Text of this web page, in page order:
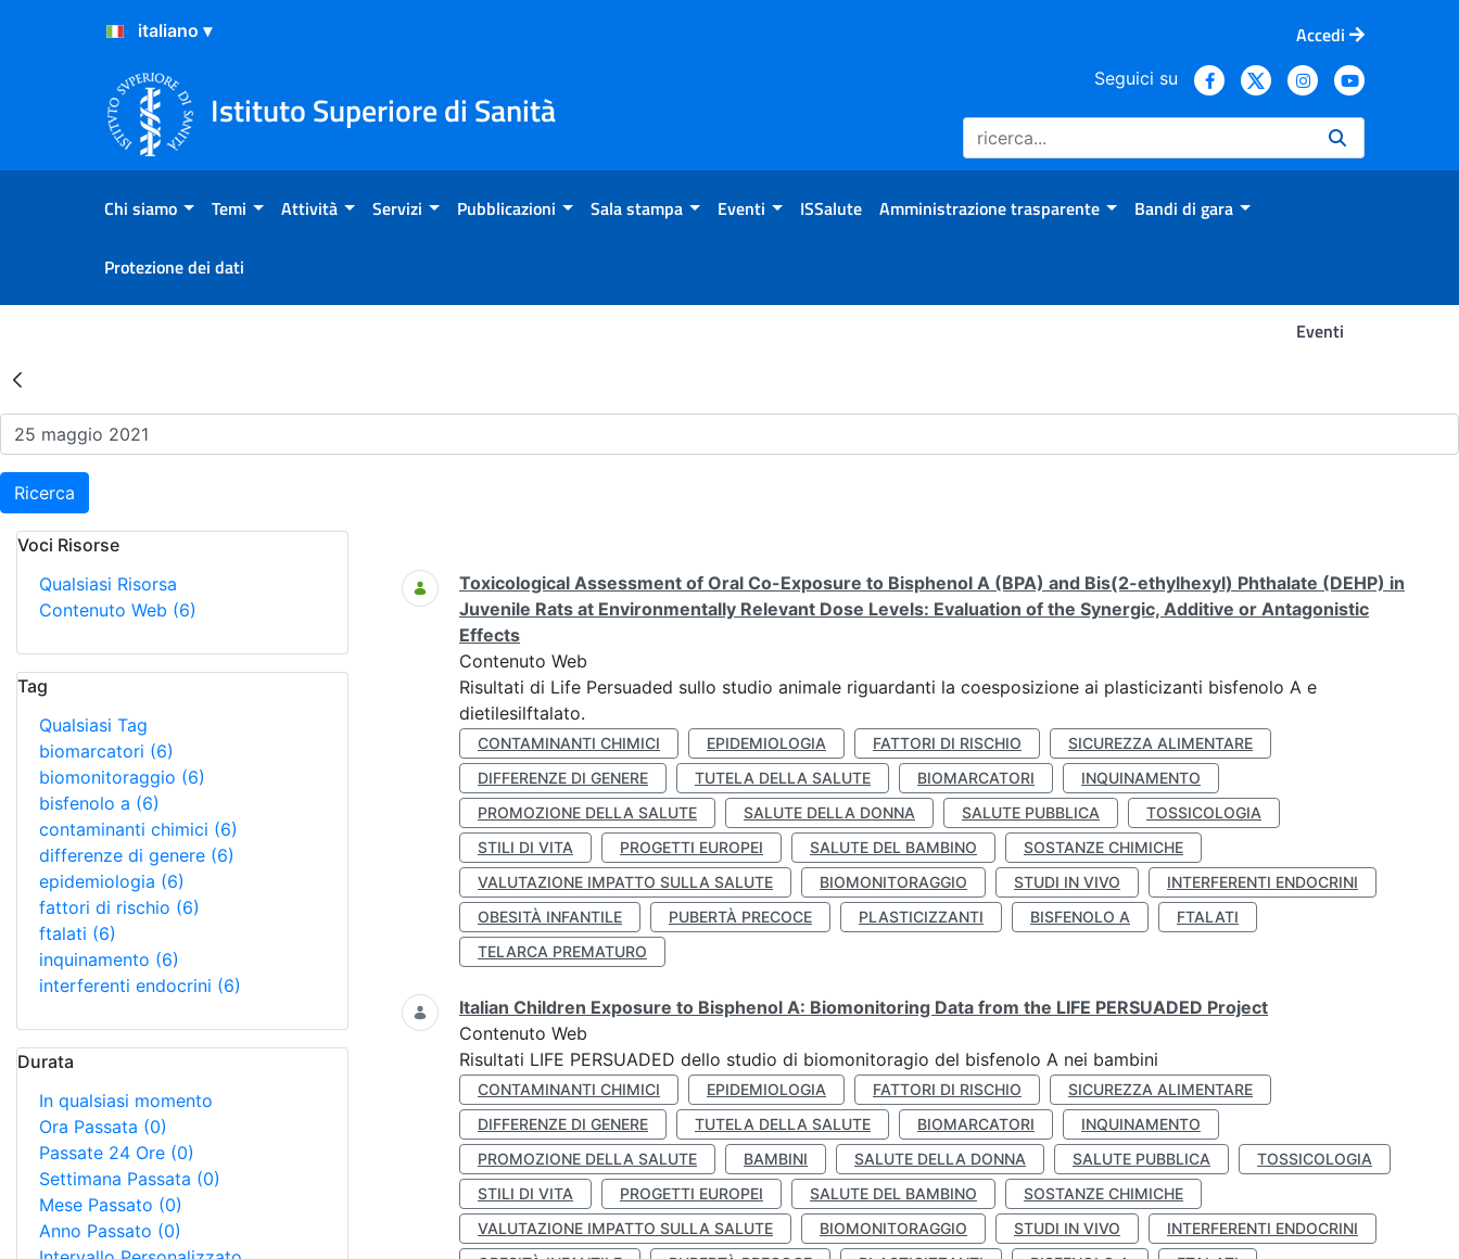
Salta al Contenuto
Salta al Footer
Accedi
Istituto Superiore di Sanità
Seguici su
Chi siamo Temi Attività Servizi Pubblicazioni Sala stampa Eventi ISSalute Amministrazione trasparente Bandi di gara
Protezione dei dati
Eventi
Risultati della Ricerca - Eventi
Ricerca
Voci Risorse
Qualsiasi Risorsa
Contenuto Web (6)
Tag
Qualsiasi Tag
biomarcatori (6)
biomonitoraggio (6)
bisfenolo a (6)
contaminanti chimici (6)
differenze di genere (6)
epidemiologia (6)
fattori di rischio (6)
ftalati (6)
inquinamento (6)
interferenti endocrini (6)
Durata
In qualsiasi momento
Ora Passata (0)
Passate 24 Ore (0)
Settimana Passata (0)
Mese Passato (0)
Anno Passato (0)
Ricerca
Toxicological Assessment of Oral Co-Exposure to Bisphenol A (BPA) and Bis(2-ethylhexyl) Phthalate (DEHP) in
Juvenile Rats at Environmentally Relevant Dose Levels: Evaluation of the Synergic, Additive or Antagonistic
Effects
Contenuto Web
Risultati di Life Persuaded sullo studio animale riguardanti la coesposizione ai plasticizanti bisfenolo A e
dietilesilftalato.
CONTAMINANTI CHIMICI EPIDEMIOLOGIA FATTORI DI RISCHIO
SICUREZZA ALIMENTARE
DIFFERENZE DI GENERE
TUTELA DELLA SALUTE BIOMARCATORI
INQUINAMENTO
PROMOZIONE DELLA SALUTE
SALUTE DELLA DONNA SALUTE PUBBLICA
TOSSICOLOGIA
STILI DI VITA
PROGETTI EUROPEI SALUTE DEL BAMBINO
SOSTANZE CHIMICHE
VALUTAZIONE IMPATTO SULLA SALUTE
BIOMONITORAGGIO STUDI IN VIVO
INTERFERENTI ENDOCRINI
OBESITÀ INFANTILE
PUBERTÀ PRECOCE PLASTICIZZANTI BISFENOLO A
FTALATI
TELARCA PREMATURO
Italian Children Exposure to Bisphenol A: Biomonitoring Data from the LIFE PERSUADED Project
Contenuto Web
Risultati LIFE PERSUADED dello studio di biomonitoragio del bisfenolo A nei bambini
CONTAMINANTI CHIMICI EPIDEMIOLOGIA FATTORI DI RISCHIO
SICUREZZA ALIMENTARE
DIFFERENZE DI GENERE
TUTELA DELLA SALUTE BIOMARCATORI
INQUINAMENTO
PROMOZIONE DELLA SALUTE
BAMBINI SALUTE DELLA DONNA SALUTE PUBBLICA
TOSSICOLOGIA
STILI DI VITA
PROGETTI EUROPEI SALUTE DEL BAMBINO
SOSTANZE CHIMICHE
VALUTAZIONE IMPATTO SULLA SALUTE
BIOMONITORAGGIO STUDI IN VIVO
INTERFERENTI ENDOCRINI